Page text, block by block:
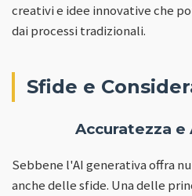
creativi e idee innovative che
dai processi tradizionali.
Sfide e
Accuratezza
Sebbene l'AI generativa offra
anche delle sfide. Una delle